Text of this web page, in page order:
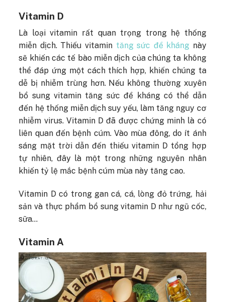
Vitamin D
Là loại vitamin rất quan trọng trong hệ thống
miễn dịch. Thiếu vitamin tăng sức đề kháng này
sẽ khiến các tế bào miễn dịch của chúng ta không
thể đáp ứng một cách thích hợp, khiến chúng ta
dễ bị nhiễm trùng hơn. Nếu không thường xuyên
bổ sung vitamin tăng sức đề khángcó thể dẫn
đến hệ thống miễn dịch suy yếu, làm tăng nguy cơ
nhiễm virus. Vitamin D đã được chứng minh là có
liên quan đến bệnh cúm. Vào mùa đông, do ít ánh
sáng mặt trời dẫn đến thiếu vitamin D tổng hợp
tự nhiên, đây là một trong những nguyên nhân
khiến tỷ lệ mắc bệnh cúm mùa này tăng cao.
Vitamin D có trong gan cá, cá, lòng đỏ trứng, hải
sản và thực phẩm bổ sung vitamin D như ngũ cốc,
sữa…
Vitamin A